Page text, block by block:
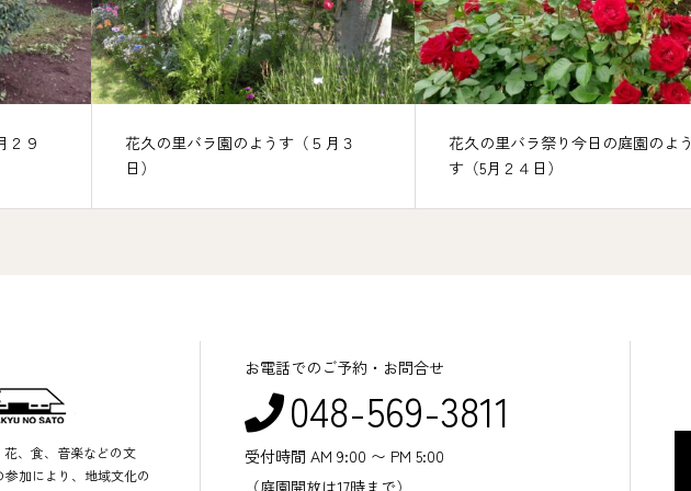
２９
花久の里バラ園のようす（５月３
日）
花久の里バラ祭り今日の庭園のよう
す（5月２４日）
、食、音楽などの文
加により、地域文化の
お電話でのご予約・お問合せ
048-569-3811
受付時間 AM 9:00 〜 PM 5:00